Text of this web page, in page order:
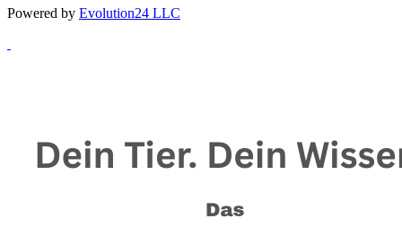
Powered by Evolution24 LLC